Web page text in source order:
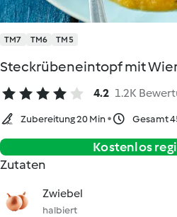
TM7 TM6 TM5
Steckrübeneintopf mit
4.2 1.2K
Zubereitung 20 Min Gesamt
Kostenlos
Zutaten
Zwiebel
halbiert